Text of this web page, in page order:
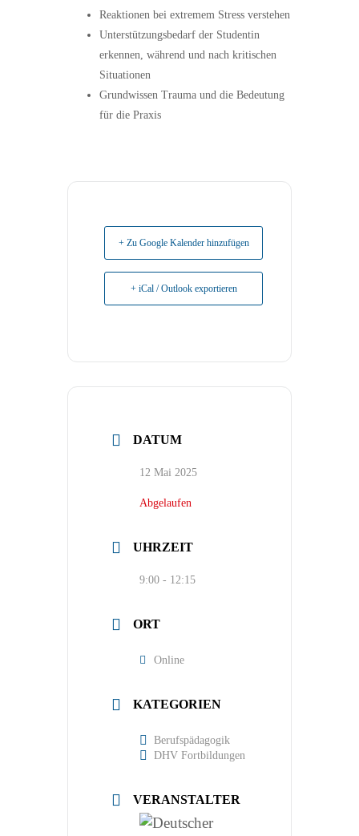
Reaktionen bei extremem Stress verstehen
Unterstützungsbedarf der Studentin
erkennen, während und nach kritischen
Situationen
Grundwissen Trauma und die Bedeutung
für die Praxis
+ Zu Google Kalender hinzufügen
+ iCal / Outlook exportieren
DATUM
12 Mai 2025
Abgelaufen
UHRZEIT
9:00 - 12:15
ORT
Online
KATEGORIEN
Berufspädagogik
DHV Fortbildungen
VERANSTALTER